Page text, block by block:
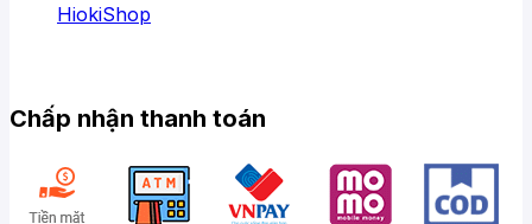
HiokiShop
Chấp nhận thanh toán